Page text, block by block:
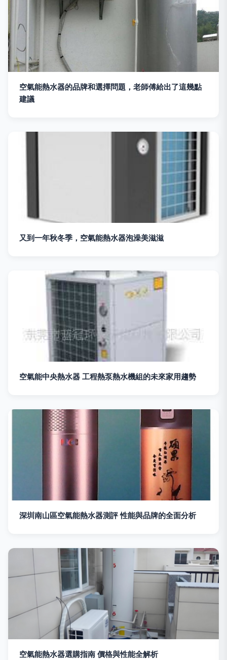
空氣能熱水器的品牌和選擇問題，老師傅給出了這幾點
建議
又到一年秋冬季，空氣能熱水器泡澡美滋滋
空氣能中央熱水器 工程熱泵熱水機組的未來家用趨勢
深圳南山區空氣能熱水器測評 性能與品牌的全面分析
空氣能熱水器選購指南 價格與性能全解析